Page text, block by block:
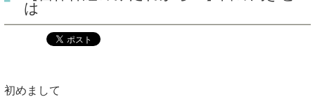
は
初めまして